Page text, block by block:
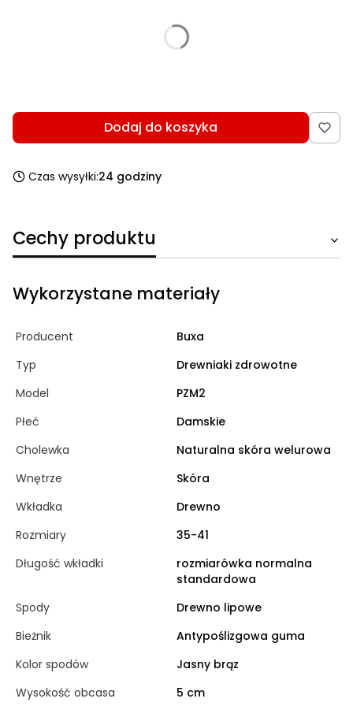
Dodaj do koszyka
Czas wysyłki:24 godziny
Cechy produktu
Wykorzystane materiały
Producent
Buxa
Typ
Drewniaki zdrowotne
Model
PZM2
Płeć
Damskie
Cholewka
Naturalna skóra welurowa
Wnętrze
Skóra
Wkładka
Drewno
Rozmiary
35-41
Długość wkładki
rozmiarówka normalna
standardowa
Spody
Drewno lipowe
Bieżnik
Antypoślizgowa guma
Kolor spodów
Jasny brąz
Wysokość obcasa
5 cm